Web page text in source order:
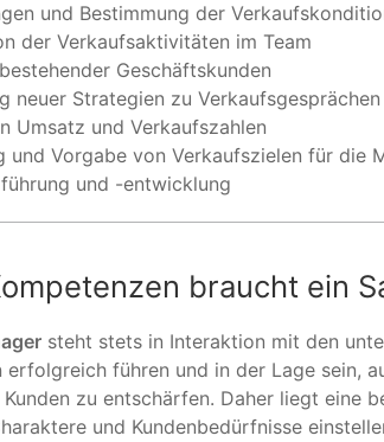
und Bestimmung der
der Verkaufsaktivitäten im Team
Geschäftskunden
neuer Strategien zu Verkaufsgesprächen
Umsatz und Verkaufszahlen
und Vorgabe von Verkaufszielen für die
und -entwicklung
braucht ein
steht stets in Interaktion mit den
erfolgreich führen und in der Lage sein,
zu entschärfen. Daher liegt eine
und Kundenbedürfnisse